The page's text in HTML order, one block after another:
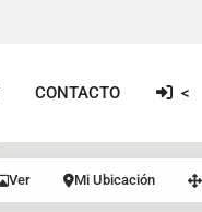
CONTACTO <
Ver Mi Ubicación